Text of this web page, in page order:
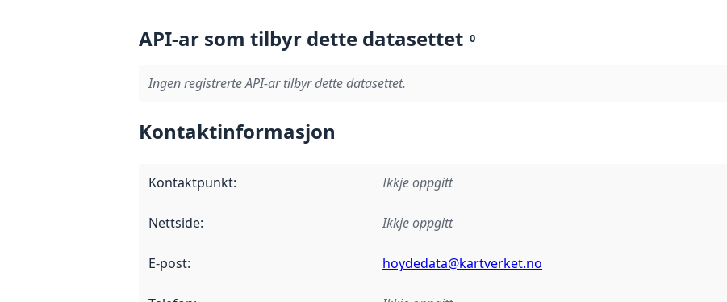
API-ar som tilbyr dette datasettet 0
Ingen registrerte API-ar tilbyr dette datasettet.
Kontaktinformasjon
Kontaktpunkt: Ikkje oppgitt
Nettside: Ikkje oppgitt
E-post: hoydedata@kartverket.no